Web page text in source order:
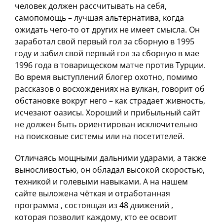
человек должен рассчитывать на себя,
самопомощь – лучшая альтернатива, когда
ожидать чего-то от других не имеет смысла. Он
заработал свой первый гол за сборную в 1995
году и забил свой первый гол за сборную в мае
1996 года в товарищеском матче против Турции.
Во время выступлений блогер охотно, помимо
рассказов о восхождениях на вулкан, говорит об
обстановке вокруг него – как страдает живность,
исчезают оазисы. Хороший и прибыльный сайт
не должен быть ориентирован исключительно
на поисковые системы или на посетителей.
Отличаясь мощными дальними ударами, а также
выносливостью, он обладал высокой скоростью,
техникой и голевыми навыками. А на нашем
сайте выложена чёткая и отработанная
программа , состоящая из 48 движений ,
которая позволит каждому, кто ее освоит